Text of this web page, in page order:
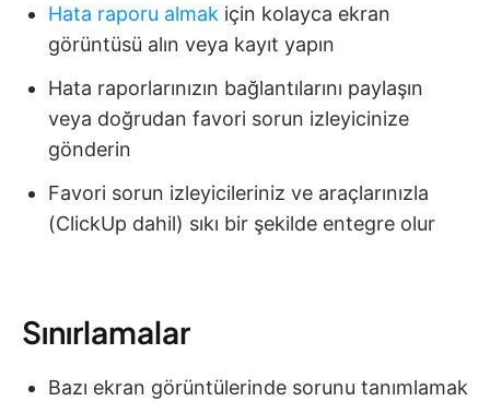
Hata raporu almak için kolayca ekran
görüntüsü alın veya kayıt yapın
Hata raporlarınızın bağlantılarını paylaşın
veya doğrudan favori sorun izleyicinize
gönderin
Favori sorun izleyicileriniz ve araçlarınızla
(ClickUp dahil) sıkı bir şekilde entegre olur
Sınırlamalar
Bazı ekran görüntülerinde sorunu tanımlamak